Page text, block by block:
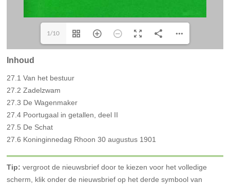
1/10
Inhoud
27.1 Van het bestuur
27.2 Zadelzwam
27.3 De Wagenmaker
27.4 Poortugaal in getallen, deel II
27.5 De Schat
27.6 Koninginnedag Rhoon 30 augustus 1901
Tip: vergroot de nieuwsbrief door te kiezen voor het volledige
scherm, klik onder de nieuwsbrief op het derde symbool van